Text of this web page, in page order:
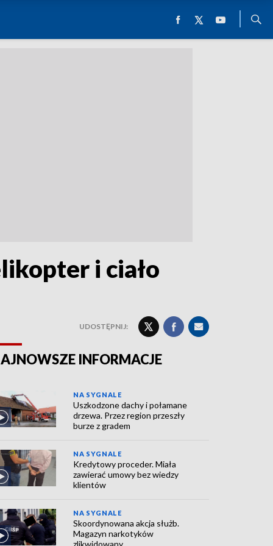
i ciało
UDOSTĘPNIJ:
INFORMACJE
NA SYGNALE
Uszkodzone dachy i połamane
drzewa. Przez region przeszły
burze z gradem
NA SYGNALE
Kredytowy proceder. Miała
zawierać umowy bez wiedzy
klientów
NA SYGNALE
Skoordynowana akcja służb.
Magazyn narkotyków
zlikwidowany